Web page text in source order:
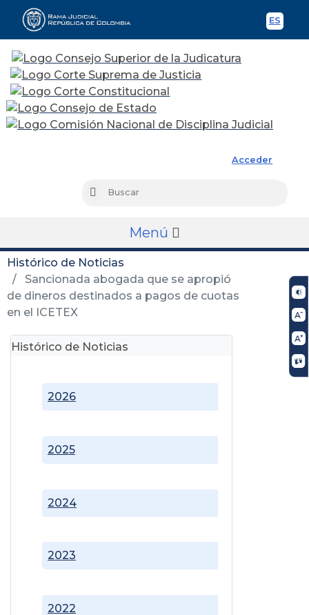
ES
Acceder
Buscar
Menú
Histórico de Noticias
Sancionada abogada que se apropió
de dineros destinados a pagos de cuotas
en el ICETEX
Histórico de Noticias
2022
2023
2024
2025
2026